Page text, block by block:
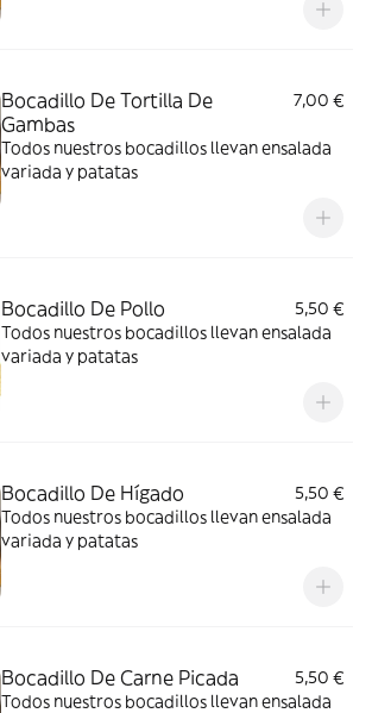
Bocadillo De Tortilla De
Gambas
7,00 €
Todos nuestros bocadillos llevan ensalada
variada y patatas
Bocadillo De Pollo
5,50 €
Todos nuestros bocadillos llevan ensalada
variada y patatas
Bocadillo De Hígado
5,50 €
Todos nuestros bocadillos llevan ensalada
variada y patatas
Bocadillo De Carne Picada
5,50 €
Todos nuestros bocadillos llevan ensalada